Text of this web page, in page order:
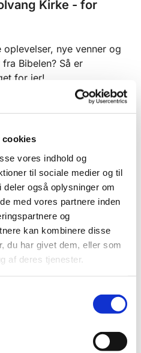
cookies
vores indhold og
til sociale medier og til
også oplysninger om
med vores partnere inden
og
kan kombinere disse
du har givet dem, eller som
af deres tjenester.
Kirke - for
nye venner og
Bibelen? Så er
for jer!
aktiviteter
hver onsdag kl. 14.30–
. september 2026
, og